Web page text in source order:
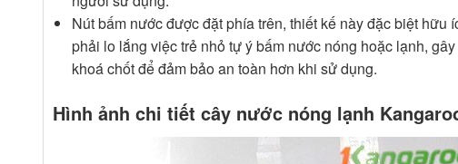
Nút bấm nước được đặt phía trên, thiết kế này đặc biệt hữu
phải lo lắng việc trẻ nhỏ tự ý bấm nước nóng hoặc lạnh,
khoá chốt để đảm bảo an toàn hơn khi sử dụng.
Hình ảnh chi tiết cây nước nóng lạnh